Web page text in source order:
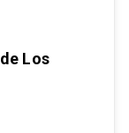
Los